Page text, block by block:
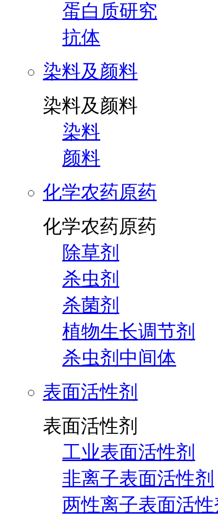
蛋白质研究
抗体
染料及颜料
染料及颜料
染料
颜料
化学农药原药
化学农药原药
除草剂
杀虫剂
杀菌剂
植物生长调节剂
杀虫剂中间体
表面活性剂
表面活性剂
工业表面活性剂
非离子表面活性剂
两性离子表面活